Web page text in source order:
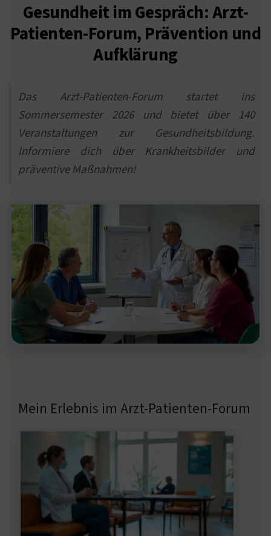
Gesundheit im Gespräch: Arzt-
Patienten-Forum, Prävention und
Aufklärung
Das Arzt-Patienten-Forum startet ins
Sommersemester 2026 und bietet über 140
Veranstaltungen zur Gesundheitsbildung.
Informiere dich über Krankheitsbilder und
präventive Maßnahmen!
Mein Erlebnis im Arzt-Patienten-Forum